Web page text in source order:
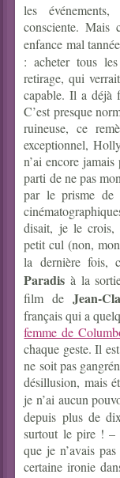
les
consciente.
enfance mal
: acheter tous
retirage, qui
capable. Il a déjà
C’est presque
ruineuse, ce
exceptionnel,
n’ai encore
parti de ne pas
par le prisme de
disait, je le crois,
petit cul (non,
la dernière fois,
Paradis à la
film deJean-
français qui a
femme de
chaque geste. Il
ne soit pas
désillusion, mais
je n’ai aucun
depuis plus de
surtout le pire ! –
que je n’avais
certaine ironie